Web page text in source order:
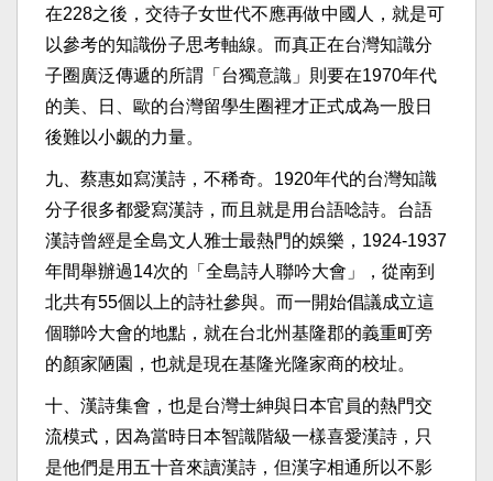
在228之後，交待子女世代不應再做中國人，就是可
以參考的知識份子思考軸線。而真正在台灣知識分
子圈廣泛傳遞的所謂「台獨意識」則要在1970年代
的美、日、歐的台灣留學生圈裡才正式成為一股日
後難以小覷的力量。
九、蔡惠如寫漢詩，不稀奇。1920年代的台灣知識
分子很多都愛寫漢詩，而且就是用台語唸詩。台語
漢詩曾經是全島文人雅士最熱門的娛樂，1924-1937
年間舉辦過14次的「全島詩人聯吟大會」，從南到
北共有55個以上的詩社參與。而一開始倡議成立這
個聯吟大會的地點，就在台北州基隆郡的義重町旁
的顏家陋園，也就是現在基隆光隆家商的校址。
十、漢詩集會，也是台灣士紳與日本官員的熱門交
流模式，因為當時日本智識階級一樣喜愛漢詩，只
是他們是用五十音來讀漢詩，但漢字相通所以不影